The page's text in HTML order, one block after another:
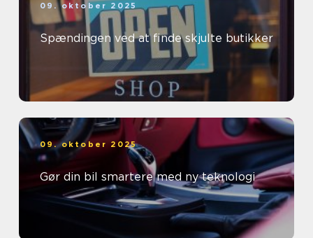
09. oktober 2025
Spændingen ved at finde skjulte butikker
09. oktober 2025
Gør din bil smartere med ny teknologi